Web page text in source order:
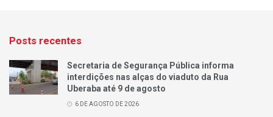
Posts recentes
Secretaria de Segurança Pública informa
interdições nas alças do viaduto da Rua
Uberaba até 9 de agosto
6 DE AGOSTO DE 2026